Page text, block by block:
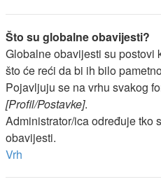
Što su globalne obavijesti?
Globalne obavijesti su postovi
što će reći da bi ih bilo
Pojavljuju se na vrhu svakog
[Profil/Postavke].
Administrator/ica određuje tko
obavijesti.
Vrh